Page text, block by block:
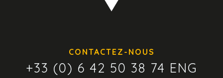
CONTACTEZ-NOUS
+33 (0) 6 42 50 38 74 ENG